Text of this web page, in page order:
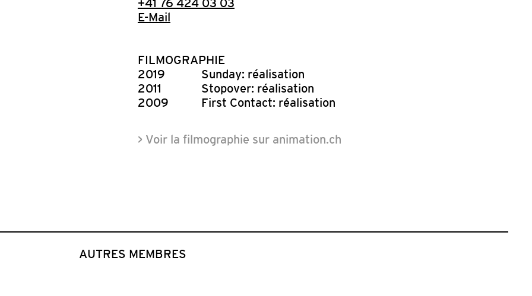
+41 76 424 03 03
E-Mail
FILMOGRAPHIE
2019
Sunday: réalisation
2011
Stopover: réalisation
2009
First Contact: réalisation
> Voir la filmographie sur animation.ch
AUTRES MEMBRES